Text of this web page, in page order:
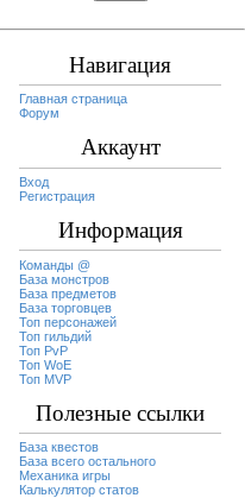
Навигация
Главная страница
Форум
Аккаунт
Вход
Регистрация
Информация
Команды @
База монстров
База предметов
База торговцев
Топ персонажей
Топ гильдий
Топ PvP
Топ WoE
Топ MVP
Полезные ссылки
База квестов
База всего остального
Механика игры
Калькулятор статов